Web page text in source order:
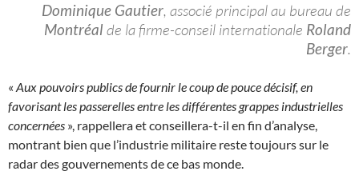
Dominique Gautier, associé principal au bureau de
Montréal de la firme-conseil internationale Roland
Berger.
« Aux pouvoirs publics de fournir le coup de pouce décisif, en
favorisant les passerelles entre les différentes grappes industrielles
concernées », rappellera et conseillera-t-il en fin d’analyse,
montrant bien que l’industrie militaire reste toujours sur le
radar des gouvernements de ce bas monde.